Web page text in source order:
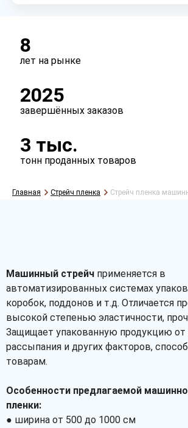
8
лет на рынке
2025
завершённых заказов
3 тыс.
тонн проданных товаров
Главная Стрейч пленка Стрейч пленка
Машинный стрейч применяется в
автоматизированных системах
коробок, поддонов и т.д. Отличается
высокой степенью эластичности,
Защищает упакованную продукцию от
рассыпания и других факторов,
товарам.
Особенности предлагаемой
пленки:
● ширина от 500 до 1000 см